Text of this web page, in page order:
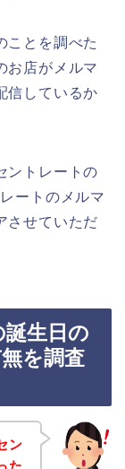
ことを調べた
お店がメルマ
信しているか
ントレートの
ートのメルマ
させていただ
生日の
を調査
ン
た